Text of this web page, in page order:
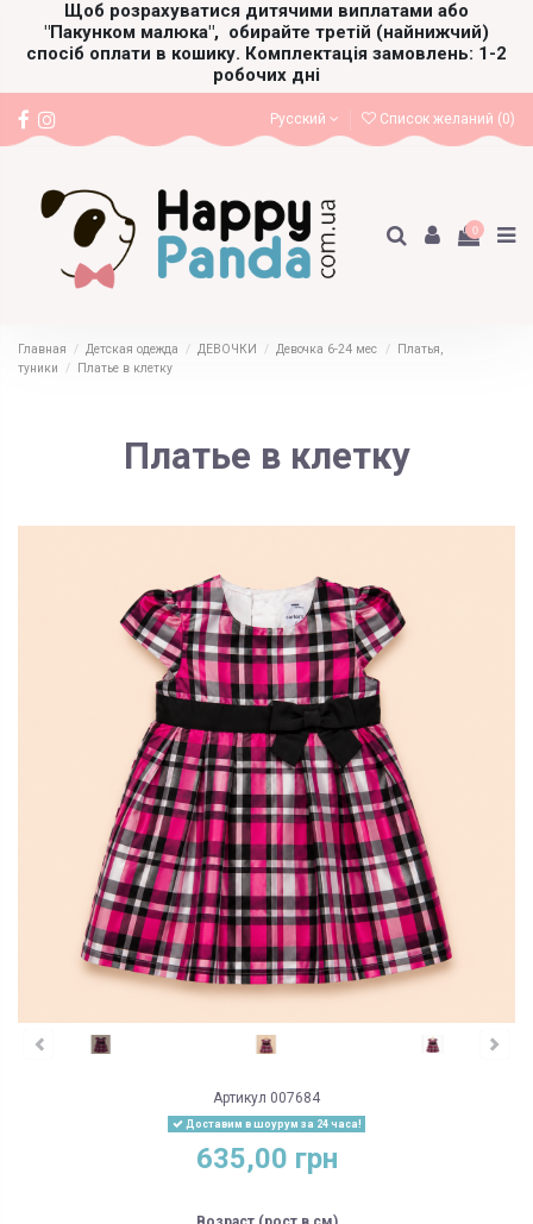
Щоб розрахуватися дитячими виплатами або
"Пакунком малюка", обирайте третій (найнижчий)
спосіб оплати в кошику. Комплектація замовлень: 1-2
робочих дні
Русский Список желаний (0)
0
Главная Детская одежда ДЕВОЧКИ Девочка 6-24 мес
Платья,
туники
Платье в клетку
Платье в клетку
Артикул 007684
Доставим в шоурум за 24 часа!
635,00 грн